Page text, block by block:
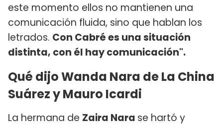
este momento ellos no mantienen una
comunicación fluida, sino que hablan los
letrados. Con Cabré es una situación
distinta, con él hay comunicación".
Qué dijo Wanda Nara de La China
Suárez y Mauro Icardi
La hermana de Zaira Nara se hartó y